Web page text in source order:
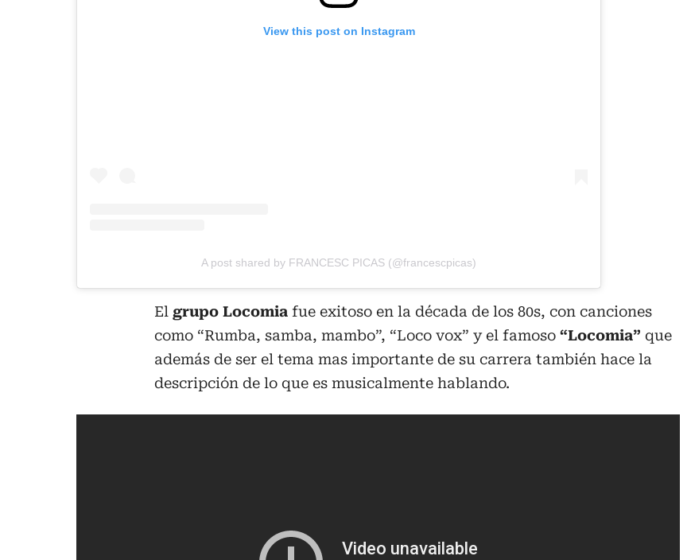
View this post on Instagram
A post shared by FRANCESC PICAS (@francescpicas)
El grupo Locomia fue exitoso en la década de los 80s, con canciones
como “Rumba, samba, mambo”, “Loco vox” y el famoso “Locomia” que
además de ser el tema mas importante de su carrera también hace la
descripción de lo que es musicalmente hablando.